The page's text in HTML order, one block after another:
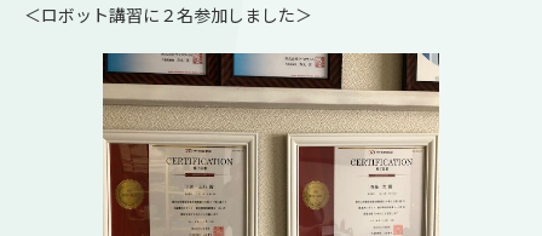
＜ロボット講習に２名参加しました＞